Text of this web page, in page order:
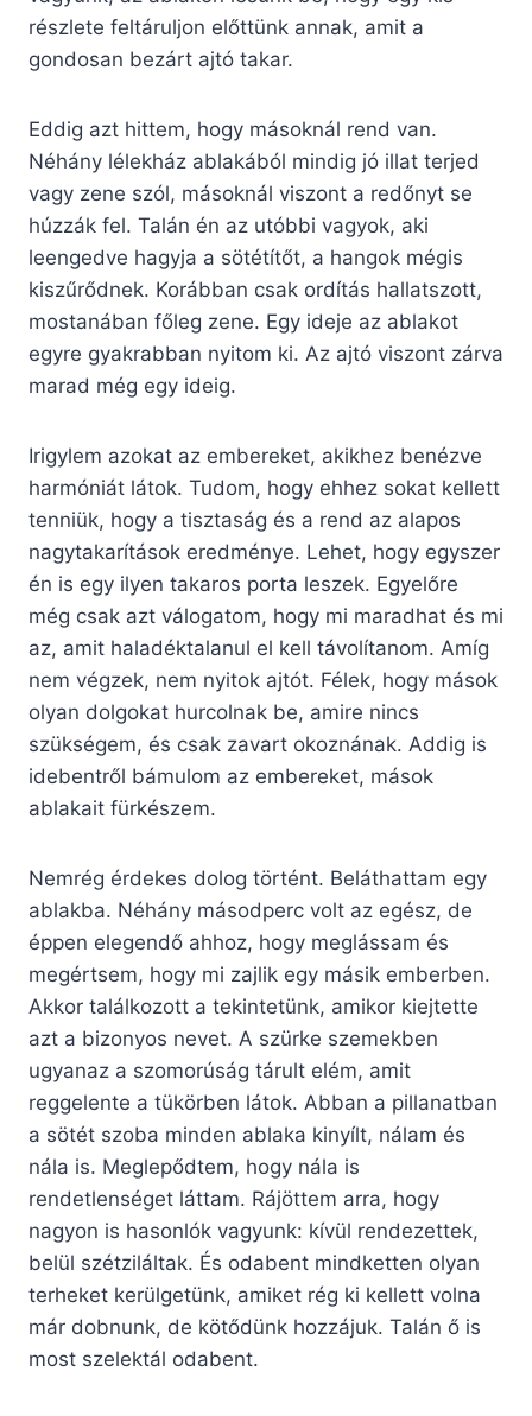
részlete feltáruljon előttünk annak, amit a
gondosan bezárt ajtó takar.
Eddig azt hittem, hogy másoknál rend van.
Néhány lélekház ablakából mindig jó illat terjed
vagy zene szól, másoknál viszont a redőnyt se
húzzák fel. Talán én az utóbbi vagyok, aki
leengedve hagyja a sötétítőt, a hangok mégis
kiszűrődnek. Korábban csak ordítás hallatszott,
mostanában főleg zene. Egy ideje az ablakot
egyre gyakrabban nyitom ki. Az ajtó viszont zárva
marad még egy ideig.
Irigylem azokat az embereket, akikhez benézve
harmóniát látok. Tudom, hogy ehhez sokat kellett
tenniük, hogy a tisztaság és a rend az alapos
nagytakarítások eredménye. Lehet, hogy egyszer
én is egy ilyen takaros porta leszek. Egyelőre
még csak azt válogatom, hogy mi maradhat és mi
az, amit haladéktalanul el kell távolítanom. Amíg
nem végzek, nem nyitok ajtót. Félek, hogy mások
olyan dolgokat hurcolnak be, amire nincs
szükségem, és csak zavart okoznának. Addig is
idebentről bámulom az embereket, mások
ablakait fürkészem.
Nemrég érdekes dolog történt. Beláthattam egy
ablakba. Néhány másodperc volt az egész, de
éppen elegendő ahhoz, hogy meglássam és
megértsem, hogy mi zajlik egy másik emberben.
Akkor találkozott a tekintetünk, amikor kiejtette
azt a bizonyos nevet. A szürke szemekben
ugyanaz a szomorúság tárult elém, amit
reggelente a tükörben látok. Abban a pillanatban
a sötét szoba minden ablaka kinyílt, nálam és
nála is. Meglepődtem, hogy nála is
rendetlenséget láttam. Rájöttem arra, hogy
nagyon is hasonlók vagyunk: kívül rendezettek,
belül szétziláltak. És odabent mindketten olyan
terheket kerülgetünk, amiket rég ki kellett volna
már dobnunk, de kötődünk hozzájuk. Talán ő is
most szelektál odabent.